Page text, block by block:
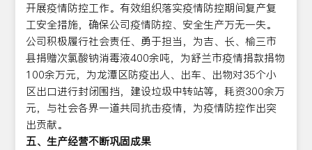
开展疫情防控工作。有效组织落实疫情防控期间复产复
工安全措施，确保公司疫情防控、安全生产万无一失。
公司积极履行社会责任、勇于担当，为吉、长、榆三市
县捐赠次氯酸钠消毒液400余吨，为舒兰市疫情捐款捐物
100余万元，为龙潭区防疫出人、出车、出物对35个小
区出口进行封闭围挡，建设垃圾中转站等，耗资300余万
元，与社会各界一道共同抗击疫情，为疫情防控作出突
出贡献。
五、生产经营不断巩固成果